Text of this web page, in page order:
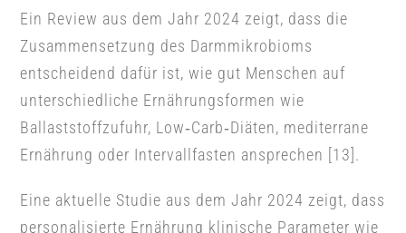
Ein Review aus dem Jahr 2024 zeigt, dass die
Zusammensetzung des Darmmikrobioms
entscheidend dafür ist, wie gut Menschen auf
unterschiedliche Ernährungsformen wie
Ballaststoffzufuhr, Low‑Carb‑Diäten, mediterrane
Ernährung oder Intervallfasten ansprechen [13].
Eine aktuelle Studie aus dem Jahr 2024 zeigt, dass
personalisierte Ernährung klinische Parameter wie